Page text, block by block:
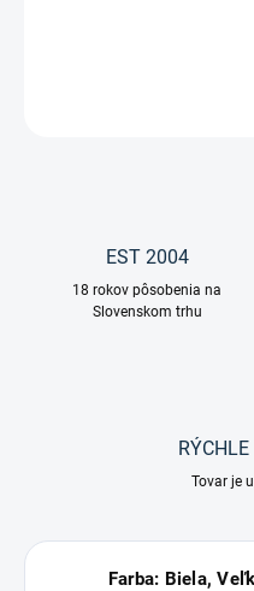
EST 2004
18 rokov pôsobenia na
Slovenskom trhu
Tovar je
Farba: Biela,